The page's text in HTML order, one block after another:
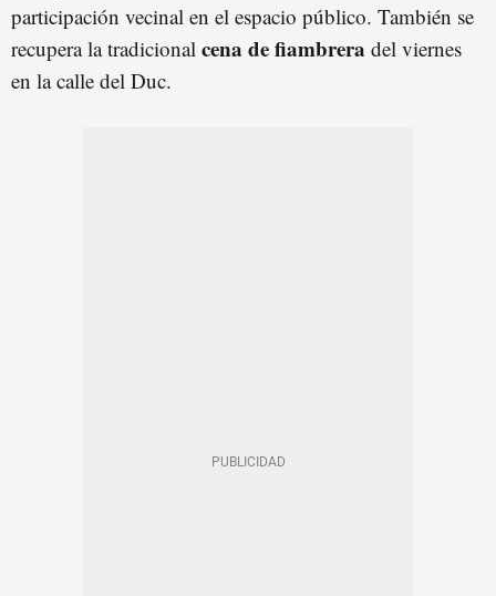
participación vecinal en el espacio público. También se
recupera la tradicional cena de fiambrera del viernes
en la calle del Duc.